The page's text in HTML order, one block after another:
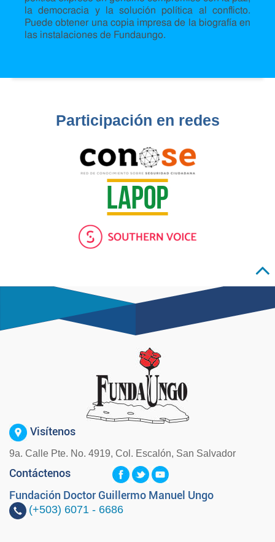
la democracia y la solución política al conflicto.
Puede obtener una copia impresa de la biografía en
las instalaciones de Fundaungo.
Participación en redes
Visítenos
9a. Calle Pte. No. 4919, Col. Escalón, San Salvador
Contáctenos
Fundación Doctor Guillermo Manuel Ungo
(+503) 6071 - 6686